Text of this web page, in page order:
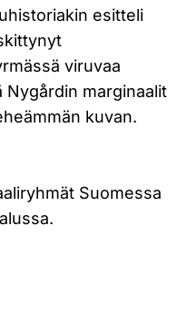
esitteli
viruvaa
Nygårdin marginaalit
kuvan.
Suomessa